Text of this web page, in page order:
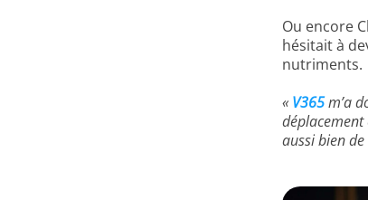
Ou encore
hésitait à
nutriments.
« V365m’a
déplacement
aussi bien